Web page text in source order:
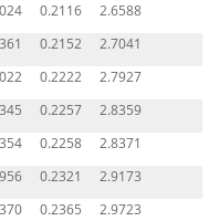
0.2116
2.6588
0.2152
2.7041
0.2222
2.7927
0.2257
2.8359
0.2258
2.8371
0.2321
2.9173
0.2365
2.9723